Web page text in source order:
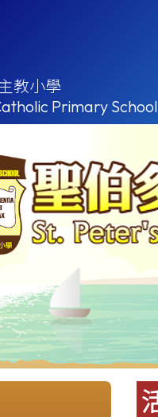
教小學
Primary School